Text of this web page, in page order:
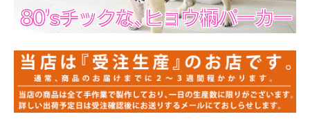
FB-SS
FB-S
FB-M
FB-L
FB-LL